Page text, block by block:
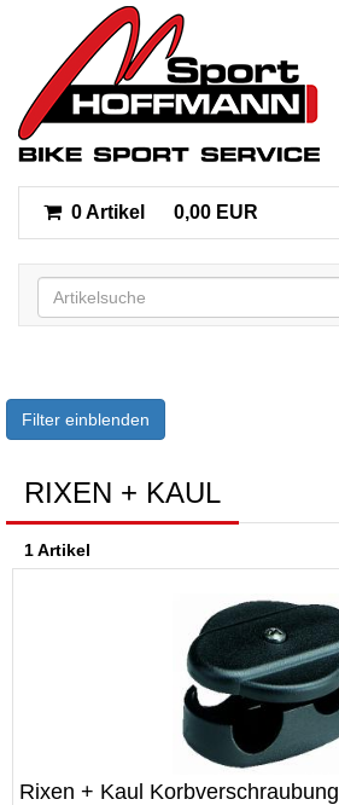
0 Artikel 0,00 EUR
Filter einblenden
RIXEN + KAUL
1 Artikel
Rixen + Kaul Korbverschraubung